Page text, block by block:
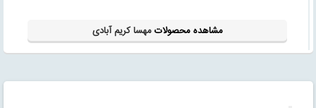
مشاهده محصولاتمهسا کریم آبادی